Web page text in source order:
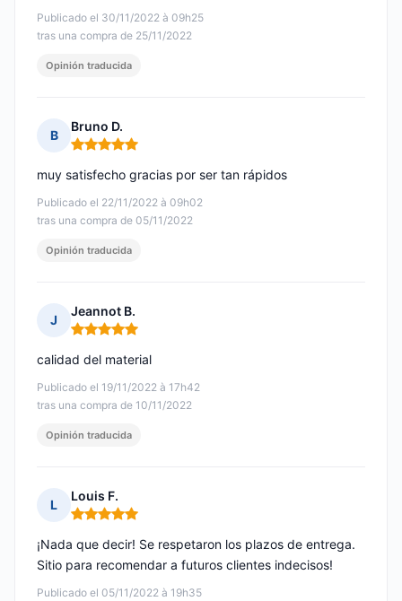
Publicado el 30/11/2022 à 09h25
tras una compra de 25/11/2022
Opinión traducida
B
Bruno D.
Nota: 5 de 5
Publicado el 22/11/2022 à 09h02
tras una compra de 05/11/2022
muy satisfecho gracias por ser tan rápidos
Opinión traducida
J
Jeannot B.
Nota: 5 de 5
Publicado el 19/11/2022 à 17h42
tras una compra de 10/11/2022
calidad del material
Opinión traducida
L
Louis F.
Nota: 5 de 5
Publicado el 05/11/2022 à 19h35
¡Nada que decir! Se respetaron los plazos de entrega.
Sitio para recomendar a futuros clientes indecisos!